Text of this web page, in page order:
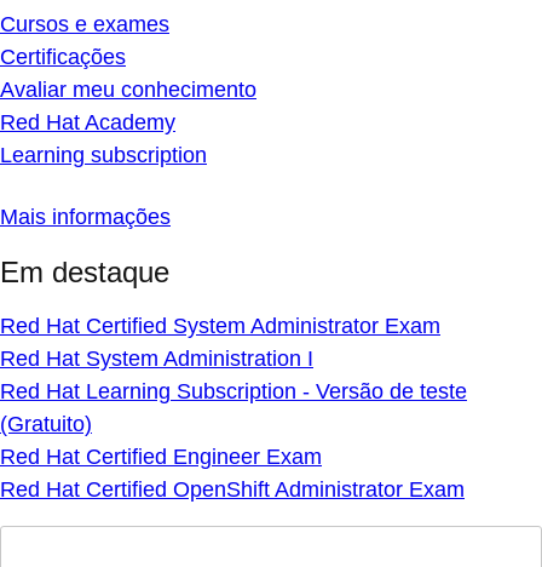
Cursos e exames
Certificações
Avaliar meu conhecimento
Red Hat Academy
Learning subscription
Mais informações
Em destaque
Red Hat Certified System Administrator Exam
Red Hat System Administration I
Red Hat Learning Subscription - Versão de teste
(Gratuito)
Red Hat Certified Engineer Exam
Red Hat Certified OpenShift Administrator Exam